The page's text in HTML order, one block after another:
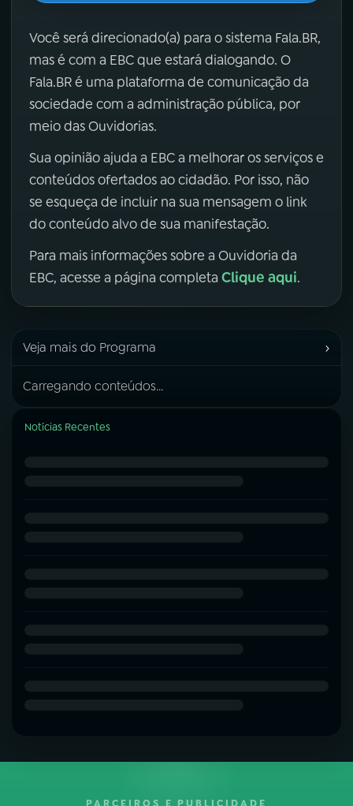
Você será direcionado(a) para o sistema Fala.BR,
mas é com a EBC que estará dialogando. O
Fala.BR é uma plataforma de comunicação da
sociedade com a administração pública, por
meio das Ouvidorias.
Sua opinião ajuda a EBC a melhorar os serviços e
conteúdos ofertados ao cidadão. Por isso, não
se esqueça de incluir na sua mensagem o link
do conteúdo alvo de sua manifestação.
Para mais informações sobre a Ouvidoria da
EBC, acesse a página completa Clique aqui.
Veja mais do Programa ›
Carregando conteúdos...
Notícias Recentes